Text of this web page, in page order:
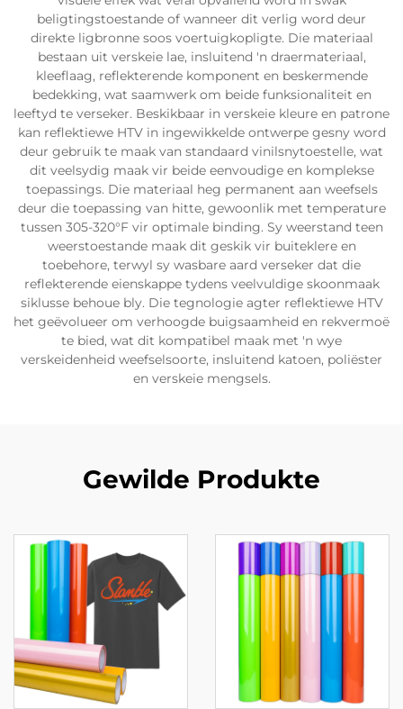
beligtingstoestande of wanneer dit verlig word deur
direkte ligbronne soos voertuigkopligte. Die materiaal
bestaan uit verskeie lae, insluitend 'n draermateriaal,
kleeflaag, reflekterende komponent en beskermende
bedekking, wat saamwerk om beide funksionaliteit en
leeftyd te verseker. Beskikbaar in verskeie kleure en patrone
kan reflektiewe HTV in ingewikkelde ontwerpe gesny word
deur gebruik te maak van standaard vinilsnytoestelle, wat
dit veelsydig maak vir beide eenvoudige en komplekse
toepassings. Die materiaal heg permanent aan weefsels
deur die toepassing van hitte, gewoonlik met temperature
tussen 305-320°F vir optimale binding. Sy weerstand teen
weerstoestande maak dit geskik vir buiteklere en
toebehore, terwyl sy wasbare aard verseker dat die
reflekterende eienskappe tydens veelvuldige skoonmaak
siklusse behoue bly. Die tegnologie agter reflektiewe HTV
het geëvolueer om verhoogde buigsaamheid en rekvermoë
te bied, wat dit kompatibel maak met 'n wye
verskeidenheid weefselsoorte, insluitend katoen, poliëster
en verskeie mengsels.
Gewilde Produkte